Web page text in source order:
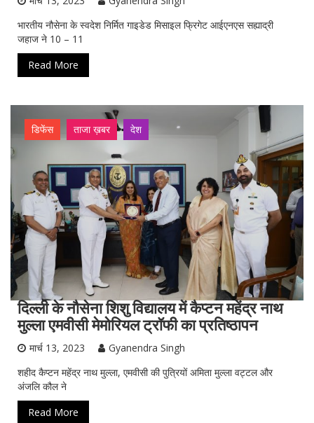
भारतीय नौसेना के स्वदेश निर्मित गाइडेड मिसाइल फ्रिगेट आईएनएस सह्याद्री
जहाज ने 10 – 11
Read More
डिफेंस ताजा ख़बर देश
दिल्ली के नौसेना शिशु विद्यालय में कैप्टन महेंद्र नाथ
मुल्ला एमवीसी मेमोरियल ट्रॉफी का प्रतिष्‍ठापन
मार्च 13, 2023
Gyanendra Singh
शहीद कैप्टन महेंद्र नाथ मुल्ला, एमवीसी की पुत्रियों अमिता मुल्ला वट्टल और
अंजलि कौल ने
Read More